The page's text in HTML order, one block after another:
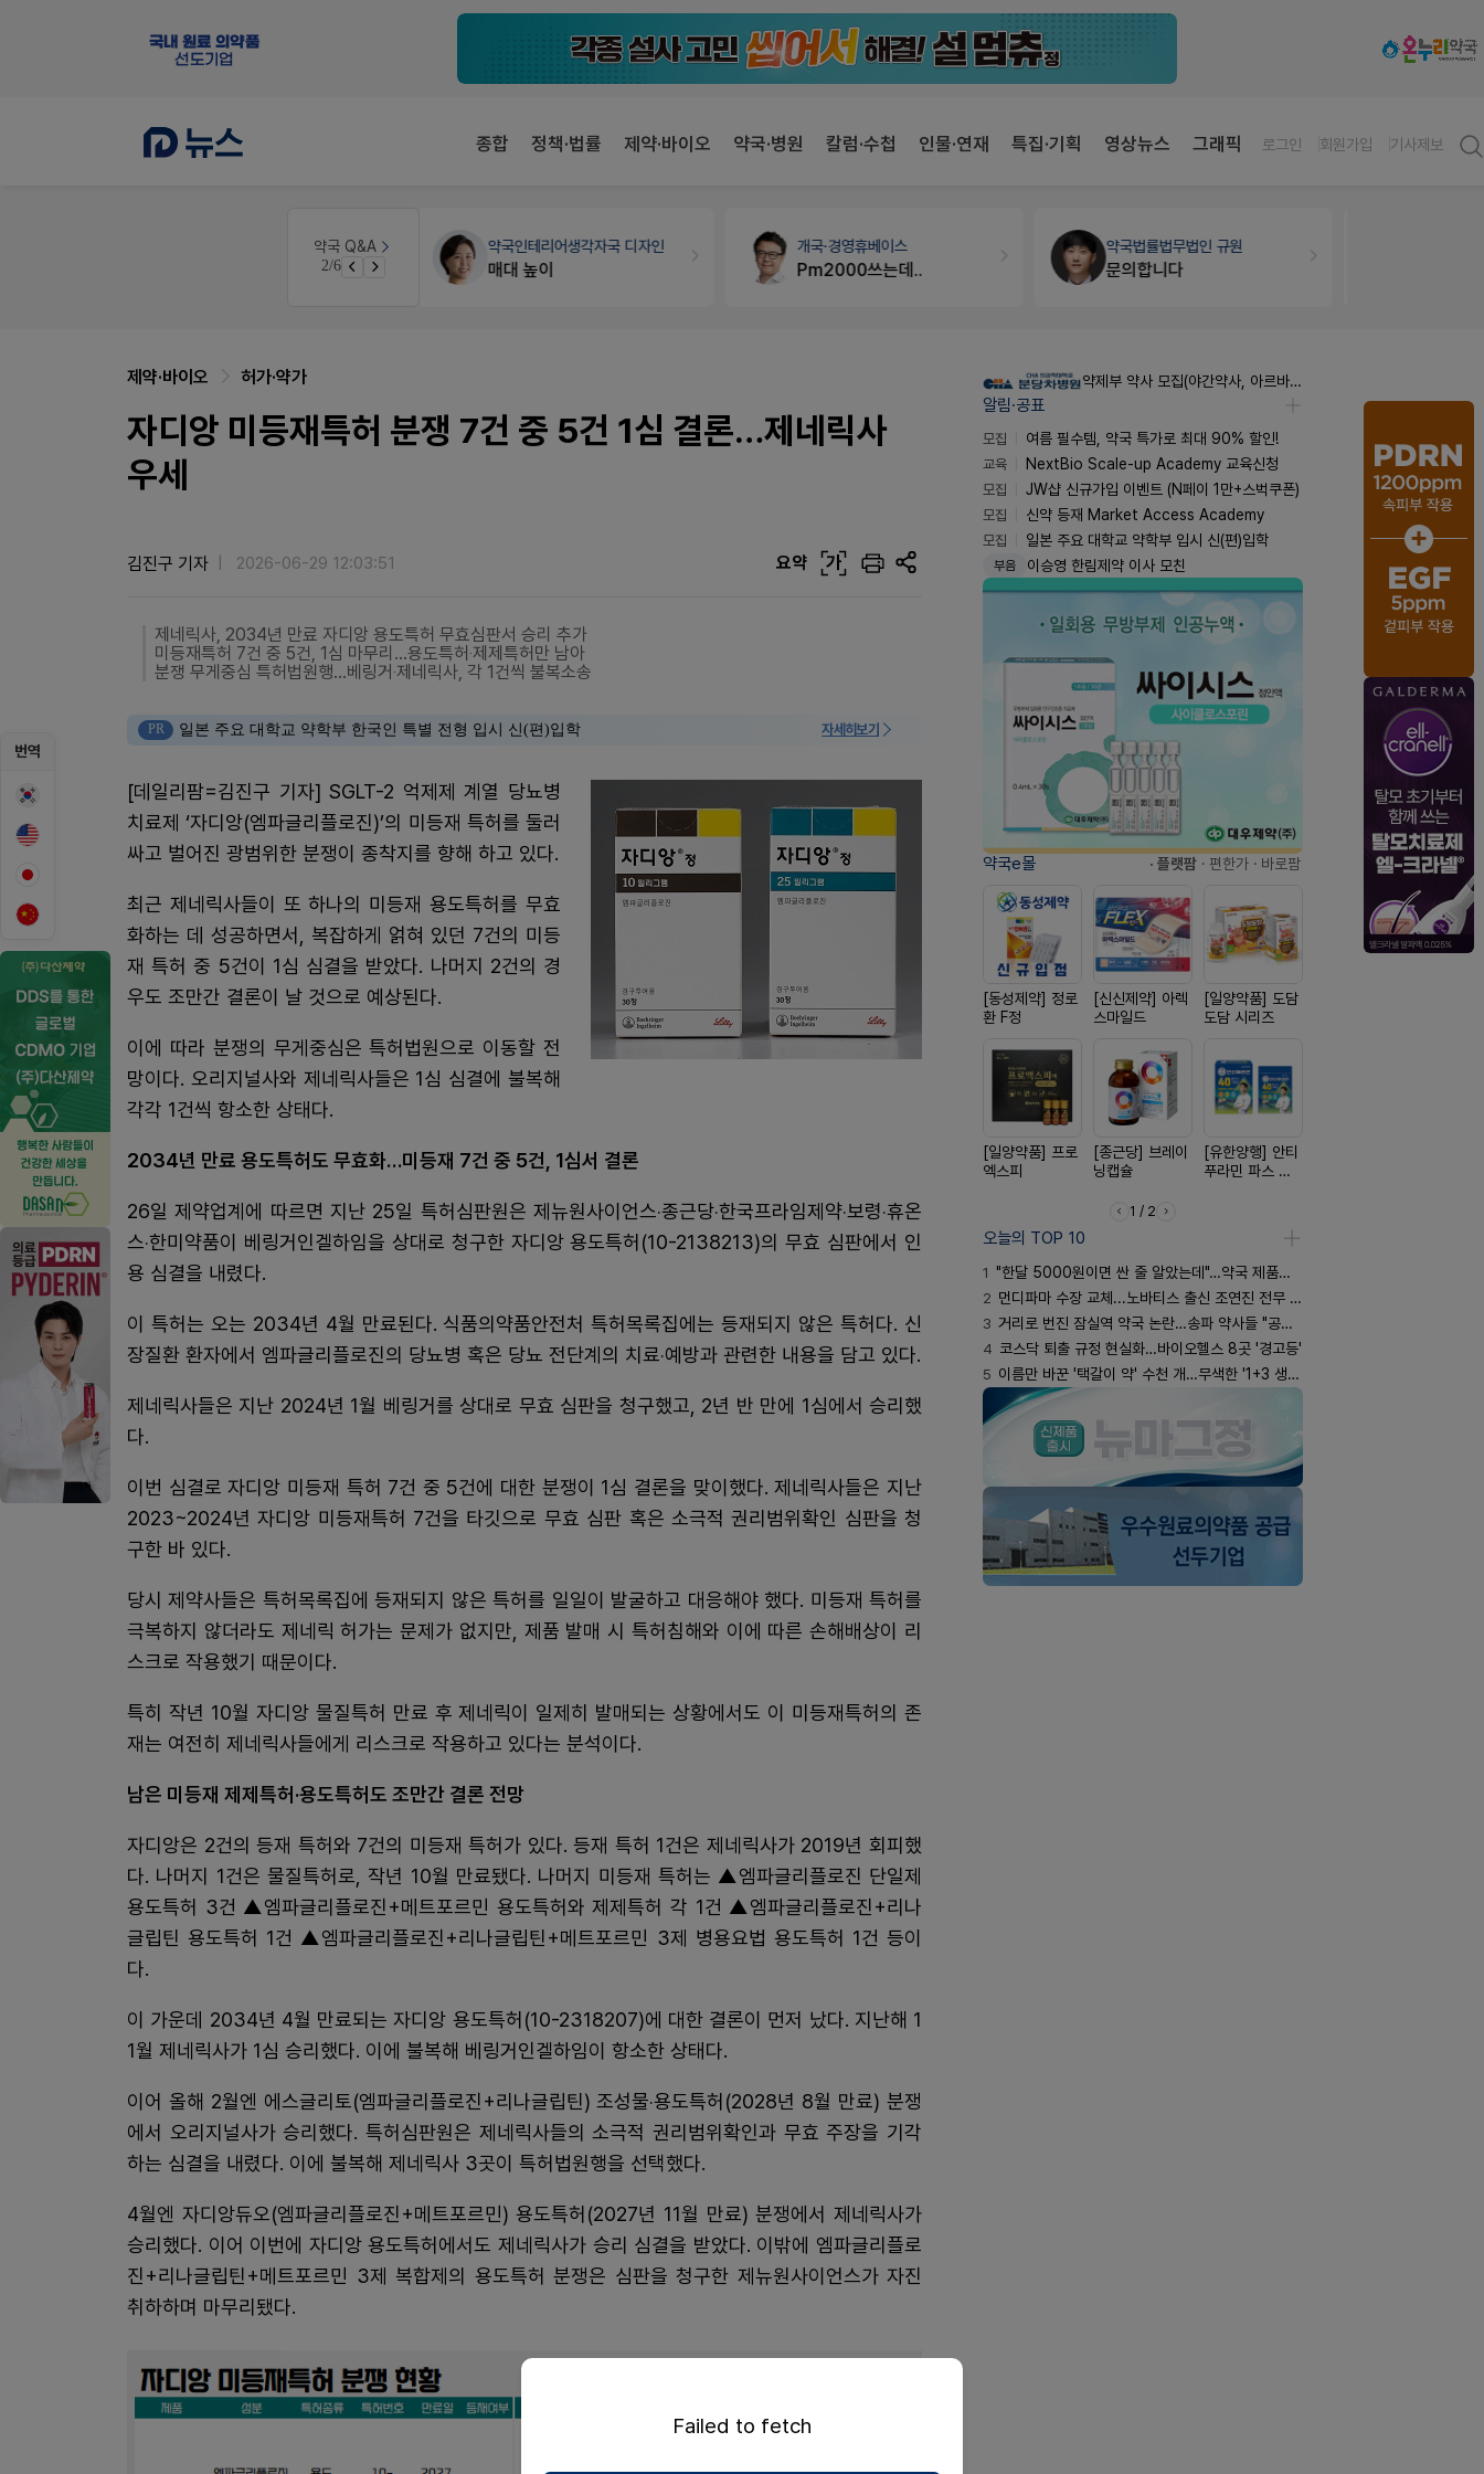
종합 정책·법률 제약·바이오 약국·병원 칼럼·수첩 인물·연재 특집·기획 영상뉴스 그래픽 로그인 회원가입 기사제보
약국 Q&A
3/6 약국 개국 대출 어떻게 받아야할지 어렵습니다
약국인테리어생각자국 디자인
매대 높이
개국·경영휴베이스
Pm2000쓰는데..
약국법률법무법인 규원
문의합니다
번역
제약·바이오 허가·약가
자디앙 미등재특허 분쟁 7건 중 5건 1심 결론…제네릭사
우세
김진구 기자 2026-06-29 12:03:51 요약 가
제네릭사, 2034년 만료 자디앙 용도특허 무효심판서 승리 추가
미등재특허 7건 중 5건, 1심 마무리…용도특허‧제제특허만 남아
분쟁 무게중심 특허법원행…베링거‧제네릭사, 각 1건씩 불복소송
PR 일본 주요 대학교 약학부 한국인 특별 전형 입시 신(편)입학 자세히보기
[데일리팜=김진구 기자] SGLT-2 억제제 계열 당뇨병
치료제 ‘자디앙(엠파글리플로진)’의 미등재 특허를 둘러
싸고 벌어진 광범위한 분쟁이 종착지를 향해 하고 있다.
최근 제네릭사들이 또 하나의 미등재 용도특허를 무효
화하는 데 성공하면서, 복잡하게 얽혀 있던 7건의 미등
재 특허 중 5건이 1심 심결을 받았다. 나머지 2건의 경
우도 조만간 결론이 날 것으로 예상된다.
이에 따라 분쟁의 무게중심은 특허법원으로 이동할 전
망이다. 오리지널사와 제네릭사들은 1심 심결에 불복해
각각 1건씩 항소한 상태다.
2034년 만료 용도특허도 무효화…미등재 7건 중 5건, 1심서 결론
26일 제약업계에 따르면 지난 25일 특허심판원은 제뉴원사이언스‧종근당‧한국프라임제약‧보령‧휴온
스‧한미약품이 베링거인겔하임을 상대로 청구한 자디앙 용도특허(10-2138213)의 무효 심판에서 인
용 심결을 내렸다.
이 특허는 오는 2034년 4월 만료된다. 식품의약품안전처 특허목록집에는 등재되지 않은 특허다. 신
장질환 환자에서 엠파글리플로진의 당뇨병 혹은 당뇨 전단계의 치료‧예방과 관련한 내용을 담고 있다.
제네릭사들은 지난 2024년 1월 베링거를 상대로 무효 심판을 청구했고, 2년 반 만에 1심에서 승리했
다.
이번 심결로 자디앙 미등재 특허 7건 중 5건에 대한 분쟁이 1심 결론을 맞이했다. 제네릭사들은 지난
2023~2024년 자디앙 미등재특허 7건을 타깃으로 무효 심판 혹은 소극적 권리범위확인 심판을 청
구한 바 있다.
당시 제약사들은 특허목록집에 등재되지 않은 특허를 일일이 발굴하고 대응해야 했다. 미등재 특허를
극복하지 않더라도 제네릭 허가는 문제가 없지만, 제품 발매 시 특허침해와 이에 따른 손해배상이 리
스크로 작용했기 때문이다.
특히 작년 10월 자디앙 물질특허 만료 후 제네릭이 일제히 발매되는 상황에서도 이 미등재특허의 존
재는 여전히 제네릭사들에게 리스크로 작용하고 있다는 분석이다.
남은 미등재 제제특허‧용도특허도 조만간 결론 전망
자디앙은 2건의 등재 특허와 7건의 미등재 특허가 있다. 등재 특허 1건은 제네릭사가 2019년 회피했
다. 나머지 1건은 물질특허로, 작년 10월 만료됐다. 나머지 미등재 특허는 ▲엠파글리플로진 단일제
용도특허 3건 ▲엠파글리플로진+메트포르민 용도특허와 제제특허 각 1건 ▲엠파글리플로진+리나
글립틴 용도특허 1건 ▲엠파글리플로진+리나글립틴+메트포르민 3제 병용요법 용도특허 1건 등이
다.
이 가운데 2034년 4월 만료되는 자디앙 용도특허(10-2318207)에 대한 결론이 먼저 났다. 지난해 1
1월 제네릭사가 1심 승리했다. 이에 불복해 베링거인겔하임이 항소한 상태다.
이어 올해 2월엔 에스글리토(엠파글리플로진+리나글립틴) 조성물‧용도특허(2028년 8월 만료) 분쟁
에서 오리지널사가 승리했다. 특허심판원은 제네릭사들의 소극적 권리범위확인과 무효 주장을 기각
하는 심결을 내렸다. 이에 불복해 제네릭사 3곳이 특허법원행을 선택했다.
4월엔 자디앙듀오(엠파글리플로진+메트포르민) 용도특허(2027년 11월 만료) 분쟁에서 제네릭사가
승리했다. 이어 이번에 자디앙 용도특허에서도 제네릭사가 승리 심결을 받았다. 이밖에 엠파글리플로
진+리나글립틴+메트포르민 3제 복합제의 용도특허 분쟁은 심판을 청구한 제뉴원사이언스가 자진
취하하며 마무리됐다.
약제부 약사 모집(야간약사, 아르바이트약사)
알림·공표
모집
여름 필수템, 약국 특가로 최대 90% 할인!
교육
NextBio Scale-up Academy 교육신청
모집
JW샵 신규가입 이벤트 (N페이 1만+스벅쿠폰)
모집
신약 등재 Market Access Academy
모집
일본 주요 대학교 약학부 입시 신(편)입학
부음 이승영 한림제약 이사 모친
약국e몰 · 플랫팜 · 편한가 · 바로팜
[동성제약] 정로
환 F정
[신신제약] 아렉
스마일드
[일양약품] 도담
도담 시리즈
[일양약품] 프로
엑스피
[종근당] 브레이
닝캡슐
[유한양행] 안티
푸라민 파스 시
1 / 2
오늘의 TOP 10
1 "한달 5000원이면 싼 줄 알았는데"…약국 제품과 비교해보니
2 먼디파마 수장 교체...노바티스 출신 조연진 전무 내정
3 거리로 번진 잠실역 약국 논란…송파 약사들 "공공성 훼손"
4 코스닥 퇴출 규정 현실화…바이오헬스 8곳 '경고등'
5 이름만 바꾼 '택갈이 약' 수천 개…무색한 '1+3 생동'
Failed to fetch